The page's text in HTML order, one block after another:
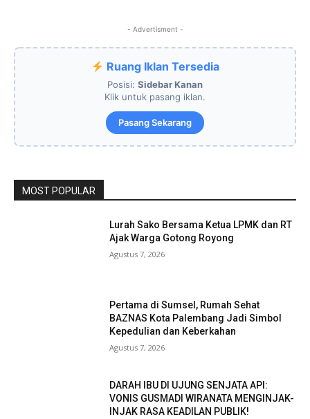
- Advertisment -
Ruang Iklan Tersedia
Posisi: Sidebar Kanan
Klik untuk pasang iklan.
Pasang Sekarang
MOST POPULAR
Lurah Sako Bersama Ketua LPMK dan RT
Ajak Warga Gotong Royong
Agustus 7, 2026
Pertama di Sumsel, Rumah Sehat
BAZNAS Kota Palembang Jadi Simbol
Kepedulian dan Keberkahan
Agustus 7, 2026
DARAH IBU DI UJUNG SENJATA API:
VONIS GUSMADI WIRANATA MENGINJAK-
INJAK RASA KEADILAN PUBLIK!